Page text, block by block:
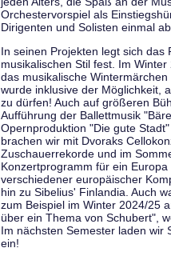
Orchestervorspiel als
Dirigenten und Solisten einmal
In seinen Projekten legt sich das
musikalischen Stil fest. Im
das musikalische
wurde inklusive der Möglichkeit,
zu dürfen! Auch auf größeren
Aufführung der Ballettmusik
Opernproduktion "Die gute
brachen wir mit Dvoraks
Zuschauerrekorde und im
Konzertprogramm für ein
verschiedener europäischer
hin zu Sibelius' Finlandia. Auch
zum Beispiel im Winter 2024/25
über ein Thema von Schubert",
Im nächsten Semester laden wir
ein!